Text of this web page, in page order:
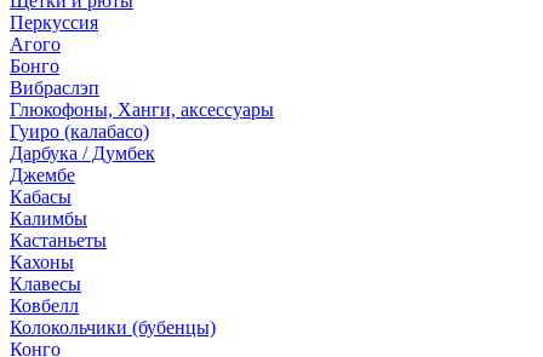
Перкуссия
Агого
Бонго
Вибраслэп
Глюкофоны, Ханги, аксессуары
Гуиро (калабасо)
Дарбука / Думбек
Джембе
Кабасы
Калимбы
Кастаньеты
Кахоны
Клавесы
Ковбелл
Колокольчики (бубенцы)
Конго